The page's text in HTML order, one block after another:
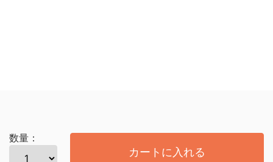
数量：
カートに入れる